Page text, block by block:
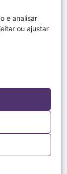
e analisar
ou ajustar